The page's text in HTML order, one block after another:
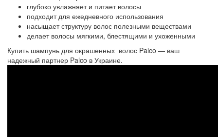
глубоко увлажняет и питает волосы
подходит для ежедневного использования
насыщает структуру волос полезными веществами
делает волосы мягкими, блестящими и ухоженными
Купить шампунь для окрашенных волос Palco — ваш
надежный партнер Palco в Украине.